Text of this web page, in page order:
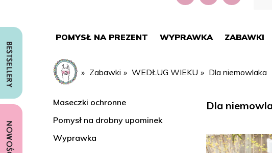
POMYSŁ NA PREZENT WYPRAWKA ZABAWKI
Zabawki WEDŁUG WIEKU Dla niemowlaka
Maseczki ochronne
Pomysł na drobny upominek
Wyprawka
Dla